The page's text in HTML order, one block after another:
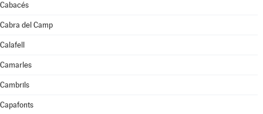
Cabacés
Cabra del Camp
Calafell
Camarles
Cambrils
Capafonts